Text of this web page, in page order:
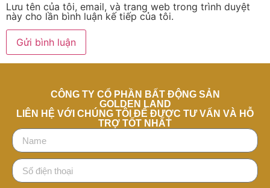
Lưu tên của tôi, email, và trang web trong trình duyệt
này cho lần bình luận kế tiếp của tôi.
CÔNG TY CỔ PHẦN BẤT ĐỘNG SẢN
GOLDEN LAND
LIÊN HỆ VỚI CHÚNG TÔI ĐỂ ĐƯỢC TƯ VẤN VÀ HỖ
TRỢ TỐT NHẤT